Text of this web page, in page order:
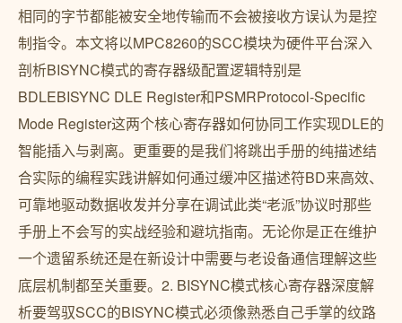
相同的字节都能被安全地传输而不会被接收方误认为是控
制指令。本文将以MPC8260的SCC模块为硬件平台深入
剖析BISYNC模式的寄存器级配置逻辑特别是
BDLEBISYNC DLE Register和PSMRProtocol-Specific
Mode Register这两个核心寄存器如何协同工作实现DLE的
智能插入与剥离。更重要的是我们将跳出手册的纯描述结
合实际的编程实践讲解如何通过缓冲区描述符BD来高效、
可靠地驱动数据收发并分享在调试此类“老派”协议时那些
手册上不会写的实战经验和避坑指南。无论你是正在维护
一个遗留系统还是在新设计中需要与老设备通信理解这些
底层机制都至关重要。2. BISYNC模式核心寄存器深度解
析要驾驭SCC的BISYNC模式必须像熟悉自己手掌的纹路